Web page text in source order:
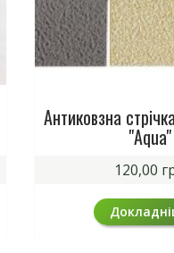
Антиковзна
"Aqua"
120,00